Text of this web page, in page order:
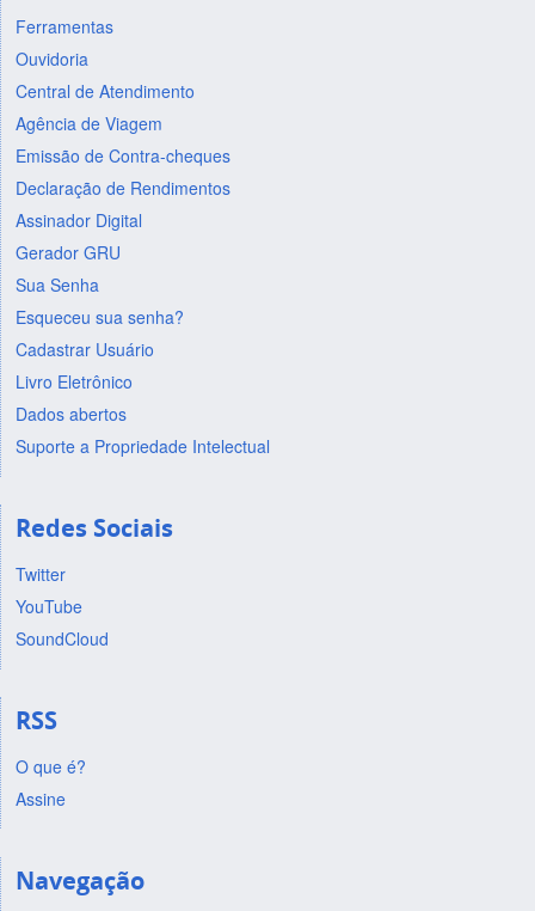
Ferramentas
Ouvidoria
Central de Atendimento
Agência de Viagem
Emissão de Contra-cheques
Declaração de Rendimentos
Assinador Digital
Gerador GRU
Sua Senha
Esqueceu sua senha?
Cadastrar Usuário
Livro Eletrônico
Dados abertos
Suporte a Propriedade Intelectual
Redes Sociais
Twitter
YouTube
SoundCloud
RSS
O que é?
Assine
Navegação